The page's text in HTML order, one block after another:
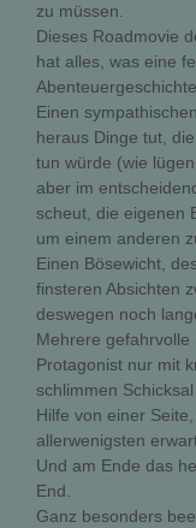
zu müssen.
Dieses Roadmovie
hat alles, was eine
Einen
heraus Dinge tut,
tun würde (wie
aber im
scheut, die eigenen
um einem anderen
Einen Bösewicht,
finsteren Absichten
deswegen noch
Mehrere
Protagonist nur mit
schlimmen
Hilfe von einer
allerwenigsten
Und am Ende das
End.
Ganz besonders